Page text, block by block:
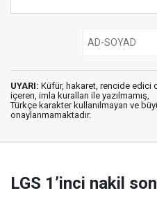
UYARI: Küfür, hakaret, rencide edici
içeren, imla kuralları ile yazılmamış,
Türkçe karakter kullanılmayan ve
onaylanmamaktadır.
LGS 1’inci nakil